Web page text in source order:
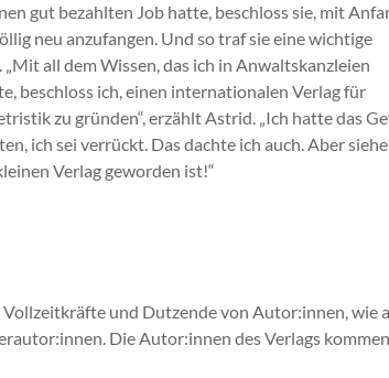
gut bezahlten Job hatte, beschloss sie, mit
neu anzufangen. Und so traf sie eine wichtige
„Mit all dem Wissen, das ich in Anwaltskanzleien
beschloss ich, einen internationalen Verlag für
zu gründen“, erzählt Astrid. „Ich hatte das
ich sei verrückt. Das dachte ich auch. Aber
Verlag geworden ist!“
und Dutzende von Autor:innen, wie
Die Autor:innen des Verlags